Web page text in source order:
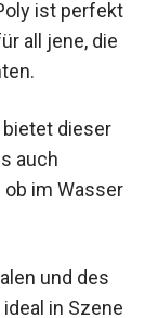
sowie für
bietet
als
egal ob im
und